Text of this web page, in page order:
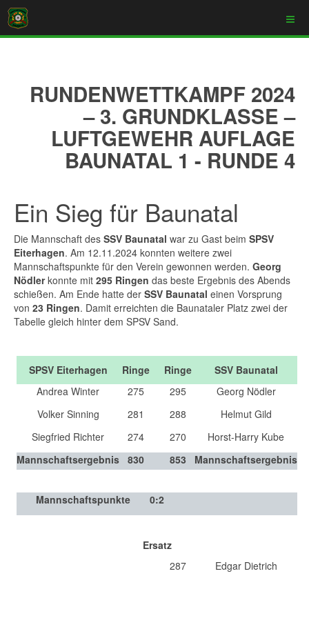
RUNDENWETTKAMPF 2024
– 3. GRUNDKLASSE –
LUFTGEWEHR AUFLAGE
BAUNATAL 1 - RUNDE 4
Ein Sieg für Baunatal
Die Mannschaft des SSV Baunatal war zu Gast beim SPSV
Eiterhagen. Am 12.11.2024 konnten weitere zwei
Mannschaftspunkte für den Verein gewonnen werden. Georg
Nödlerkonnte mit 295 Ringen das beste Ergebnis des Abends
schießen. Am Ende hatte der SSV Baunatal einen Vorsprung
von 23 Ringen. Damit erreichten die Baunataler Platz zwei der
Tabelle gleich hinter dem SPSV Sand.
SPSV Eiterhagen Ringe Ringe
SSV Baunatal
Andrea Winter
275 295
Georg Nödler
Volker Sinning
281 288
Helmut Gild
Siegfried Richter
274 270
Horst-Harry Kube
Mannschaftsergebnis 830 853 Mannschaftsergebnis
Mannschaftspunkte 0:2
Ersatz
287
Edgar Dietrich